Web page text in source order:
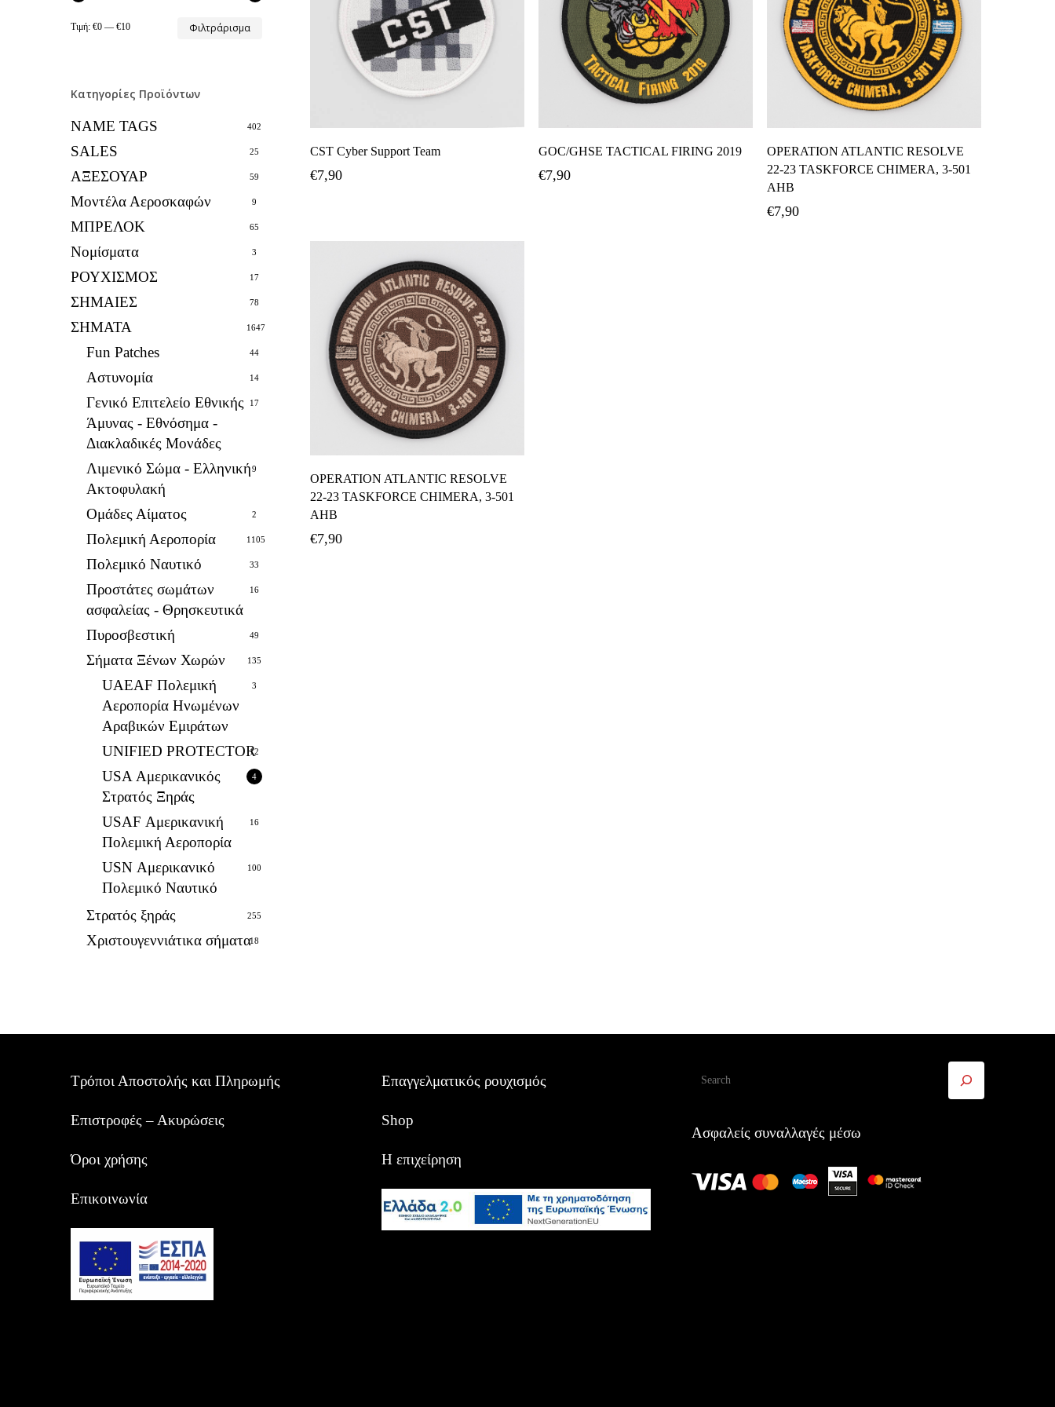
Φιλτράρισμα
Τιμή: €0 — €10
Κατηγορίες Προϊόντων
NAME TAGS 402
SALES 25
ΑΞΕΣΟΥΑΡ 59
Μοντέλα Αεροσκαφών 9
ΜΠΡΕΛΟΚ 65
Νομίσματα 3
ΡΟΥΧΙΣΜΟΣ 17
ΣΗΜΑΙΕΣ 78
ΣΗΜΑΤΑ 1647
Fun Patches 44
Αστυνομία 14
Γενικό Επιτελείο Εθνικής
Άμυνας - Εθνόσημα -
Διακλαδικές Μονάδες
17
Λιμενικό Σώμα - Ελληνική
Ακτοφυλακή
9
Ομάδες Αίματος 2
Πολεμική Αεροπορία 1105
Πολεμικό Ναυτικό 33
Προστάτες σωμάτων
ασφαλείας - Θρησκευτικά
16
Πυροσβεστική 49
Σήματα Ξένων Χωρών 135
UAEAF Πολεμική
Αεροπορία Ηνωμένων
Αραβικών Εμιράτων
3
UNIFIED PROTECTOR
12
USA Αμερικανικός
Στρατός Ξηράς
4
USAF Αμερικανική
Πολεμική Αεροπορία
16
USN Αμερικανικό
Πολεμικό Ναυτικό
100
Στρατός ξηράς 255
Χριστουγεννιάτικα σήματα18
CST Cyber Support Team
€7,90
GOC/GHSE TACTICAL FIRING 2019
€7,90
OPERATION ATLANTIC RESOLVE
22-23 TASKFORCE CHIMERA, 3-501
AHB
€7,90
OPERATION ATLANTIC RESOLVE
22-23 TASKFORCE CHIMERA, 3-501
AHB
€7,90
Τρόποι Αποστολής και Πληρωμής
Επιστροφές – Ακυρώσεις
Όροι χρήσης
Επικοινωνία
Επαγγελματικός ρουχισμός
Shop
Η επιχείρηση
Ασφαλείς συναλλαγές μέσω